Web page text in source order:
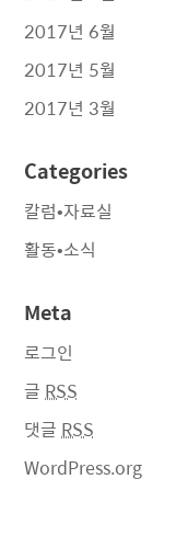
2017년 6월
2017년 5월
2017년 3월
Categories
칼럼•자료실
활동•소식
Meta
로그인
글 RSS
댓글 RSS
WordPress.org